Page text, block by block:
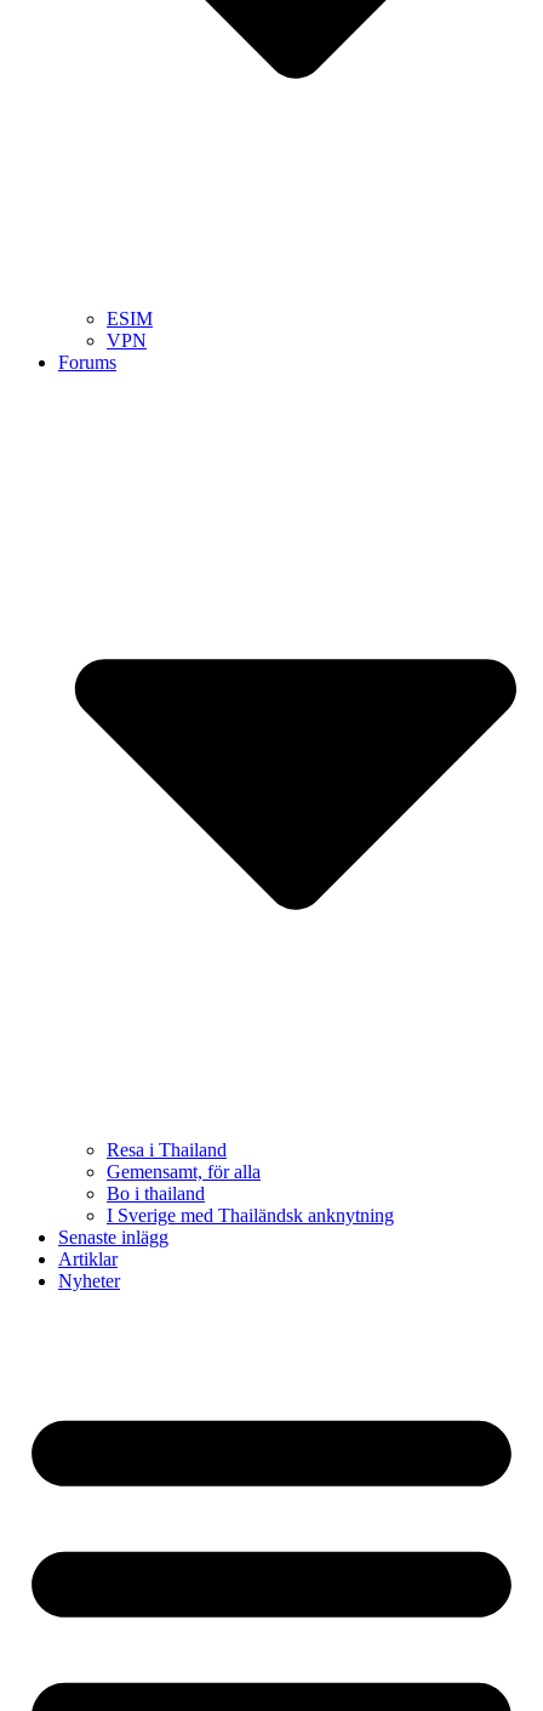
ESIM
VPN
Forums
Resa i Thailand
Gemensamt, för alla
Bo i thailand
I Sverige med Thailändsk anknytning
Senaste inlägg
Artiklar
Nyheter